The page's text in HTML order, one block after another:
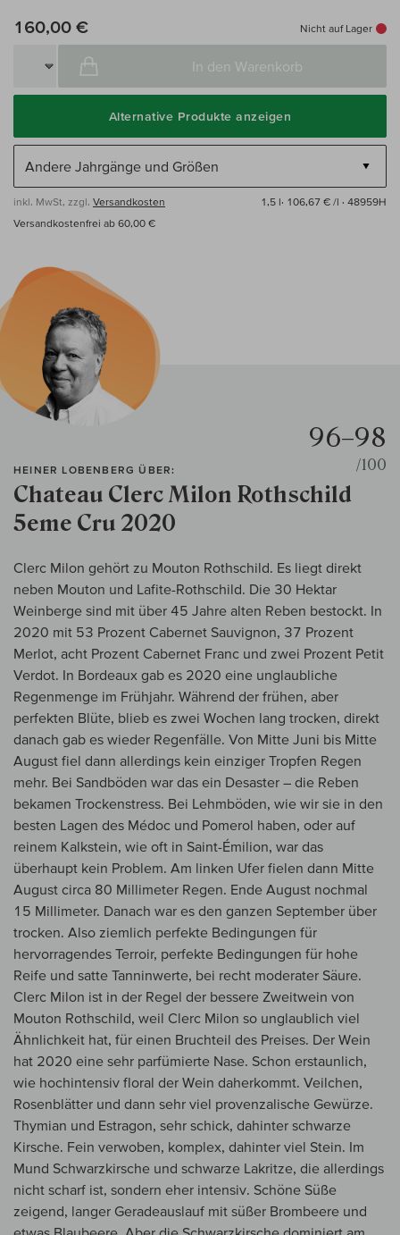
160,00 € Nicht auf Lager
In den Warenkorb
Alternative Produkte anzeigen
inkl. MwSt, zzgl. Versandkosten 1,5 l· 106,67 € /l · 48959H
Versandkostenfrei ab 60,00 €
HEINER LOBENBERG ÜBER:
Chateau Clerc Milon Rothschild
5eme Cru 2020
96–98
/100
Clerc Milon gehört zu Mouton Rothschild. Es liegt direkt
neben Mouton und Lafite-Rothschild. Die 30 Hektar
Weinberge sind mit über 45 Jahre alten Reben bestockt. In
2020 mit 53 Prozent Cabernet Sauvignon, 37 Prozent
Merlot, acht Prozent Cabernet Franc und zwei Prozent Petit
Verdot. In Bordeaux gab es 2020 eine unglaubliche
Regenmenge im Frühjahr. Während der frühen, aber
perfekten Blüte, blieb es zwei Wochen lang trocken, direkt
danach gab es wieder Regenfälle. Von Mitte Juni bis Mitte
August fiel dann allerdings kein einziger Tropfen Regen
mehr. Bei Sandböden war das ein Desaster – die Reben
bekamen Trockenstress. Bei Lehmböden, wie wir sie in den
besten Lagen des Médoc und Pomerol haben, oder auf
reinem Kalkstein, wie oft in Saint-Émilion, war das
überhaupt kein Problem. Am linken Ufer fielen dann Mitte
August circa 80 Millimeter Regen. Ende August nochmal
15 Millimeter. Danach war es den ganzen September über
trocken. Also ziemlich perfekte Bedingungen für
hervorragendes Terroir, perfekte Bedingungen für hohe
Reife und satte Tanninwerte, bei recht moderater Säure.
Clerc Milon ist in der Regel der bessere Zweitwein von
Mouton Rothschild, weil Clerc Milon so unglaublich viel
Ähnlichkeit hat, für einen Bruchteil des Preises. Der Wein
hat 2020 eine sehr parfümierte Nase. Schon erstaunlich,
wie hochintensiv floral der Wein daherkommt. Veilchen,
Rosenblätter und dann sehr viel provenzalische Gewürze.
Thymian und Estragon, sehr schick, dahinter schwarze
Kirsche. Fein verwoben, komplex, dahinter viel Stein. Im
Mund Schwarzkirsche und schwarze Lakritze, die allerdings
nicht scharf ist, sondern eher intensiv. Schöne Süße
zeigend, langer Geradeauslauf mit süßer Brombeere und